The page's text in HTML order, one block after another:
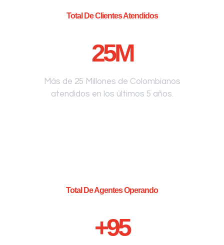
Total De Clientes Atendidos
25M
Más de 25 Millones de Colombianos
atendidos en los últimos 5 años.
Total De Agentes Operando
+95